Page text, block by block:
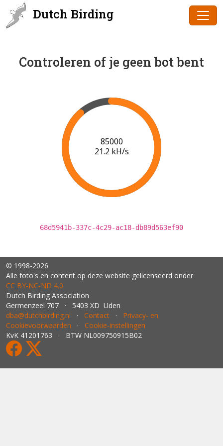
Dutch Birding
Controleren of je geen bot bent
87000
21.3 kH/s
68d5941b-337c-4c29-ac18-db89d563ef90
© 1998-2026
Alle foto's en content op deze website gelicenseerd onder
CC BY‑NC‑ND 4.0
Dutch Birding Association
Germenzeel 707 · 5403 XD Uden
dba@dutchbirding.nl · Contact · Privacy- en
Cookievoorwaarden · Cookie-instellingen
KvK 41201763 · BTW NL009750915B02